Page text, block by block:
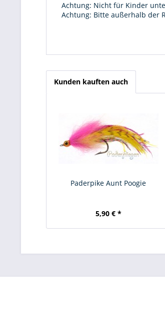
Achtung: Nicht für Kinder
Achtung: Bitte außerhalb der
Kunden kauften auch
Paderpike Aunt Poogie
5,90 € *